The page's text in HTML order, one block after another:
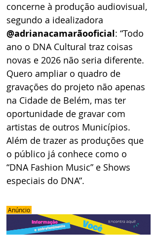
concerne à produção audiovisual,
segundo a idealizadora
@adrianacamarãooficial: “Todo
ano o DNA Cultural traz coisas
novas e 2026 não seria diferente.
Quero ampliar o quadro de
gravações do projeto não apenas
na Cidade de Belém, mas ter
oportunidade de gravar com
artistas de outros Municípios.
Além de trazer as produções que
o público já conhece como o
“DNA Fashion Music” e Shows
especiais do DNA”.
Anúncio